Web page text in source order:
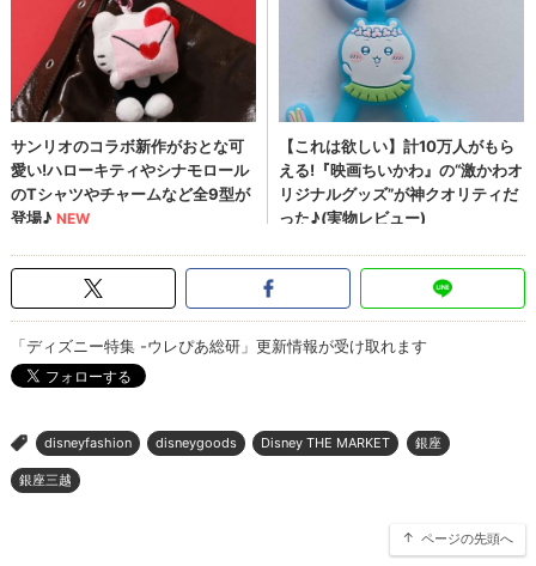
「ディズニー特集 -ウレぴあ総研」更新情報が受け取れます
> disneyfashion disneygoods Disney THE MARKET 銀座
銀座三越
ページの先頭へ